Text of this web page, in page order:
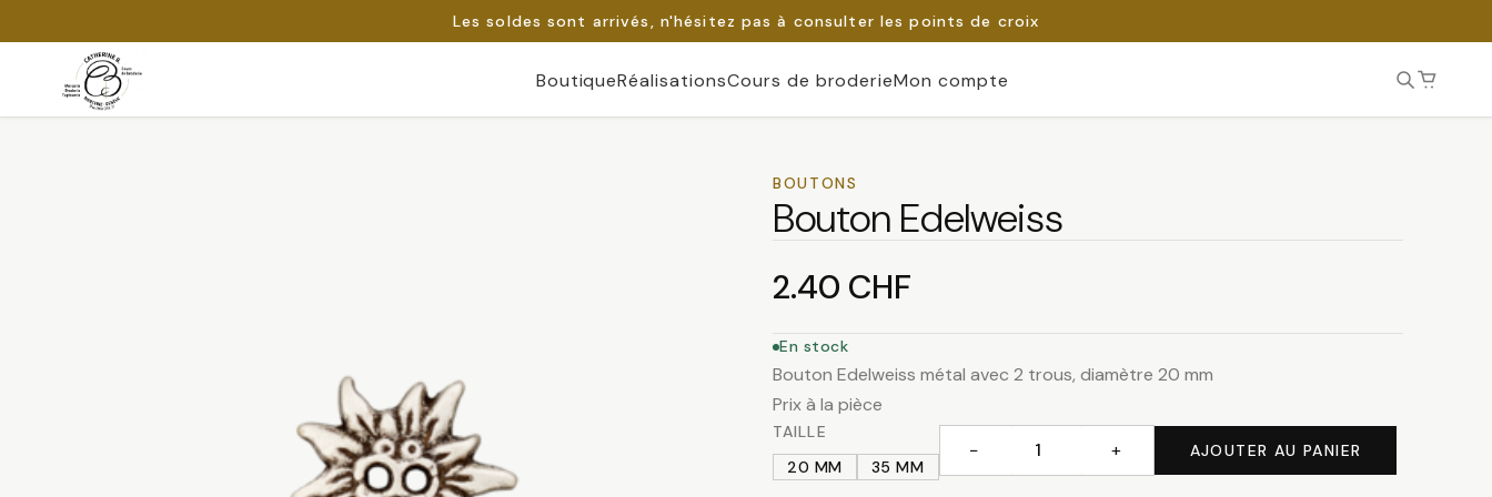
Les soldes sont arrivés, n'hésitez pas à consulter les points de croix
Passer
BoutiqueRéalisationsCours de broderieMon compte
BOUTONS
Bouton Edelweiss
2.40 CHF
En stock
Bouton Edelweiss métal avec 2 trous, diamètre 20 mm
Prix à la pièce
TAILLE
20 MM
35 MM
− + AJOUTER AU PANIER